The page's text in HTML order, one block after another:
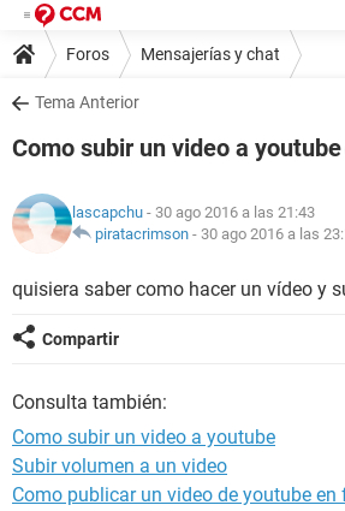
Foros Mensajerías y chat
Tema Anterior
Como subir un video a youtube
lascapchu - 30 ago 2016 a las 21:43
piratacrimson - 30 ago 2016 a las
quisiera saber como hacer un vídeo y
Compartir
Consulta también:
Como subir un video a youtube
Subir volumen a un video
Como publicar un video de youtube en